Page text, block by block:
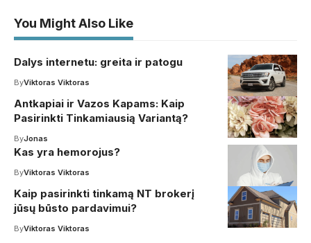
You Might Also Like
Dalys internetu: greita ir patogu
ByViktoras Viktoras
Antkapiai ir Vazos Kapams: Kaip
Pasirinkti Tinkamiausią Variantą?
ByJonas
Kas yra hemorojus?
ByViktoras Viktoras
Kaip pasirinkti tinkamą NT brokerį
jūsų būsto pardavimui?
ByViktoras Viktoras